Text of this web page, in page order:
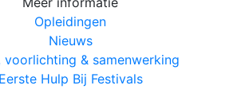
Opleidingen
Nieuws
voorlichting & samenwerking
Eerste Hulp Bij Festivals